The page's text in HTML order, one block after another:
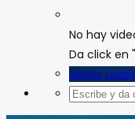
No hay
Da click en
Verlos todos